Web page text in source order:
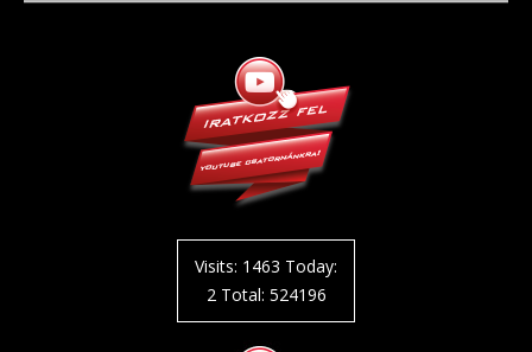
Visits: 1463 Today:
2 Total: 524196